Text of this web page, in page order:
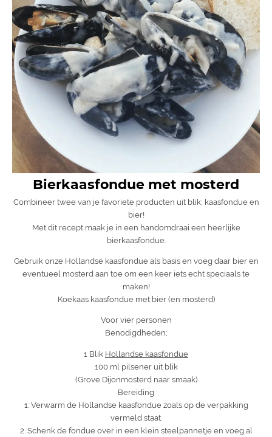
Bierkaasfondue met mosterd
Combineer twee van je favoriete producten uit blik; kaasfondue en
bier!
Met dit recept maak je in een handomdraai een heerlijke
bierkaasfondue.
Gebruik onze Hollandse kaasfondue als basis en voeg daar bier en
eventueel mosterd aan toe om een keer iets echt speciaals te
maken!
Koekaas kaasfondue met bier (en mosterd)
Voor vier personen
Benodigdheden;
1 Blik Hollandse kaasfondue
100 ml pilsener uit blik
(Grove Dijonmosterd naar smaak)
Bereiding
1. Verwarm de Hollandse kaasfondue zoals op de verpakking
vermeld staat.
2. Schenk de fondue over in een klein steelpannetje en voeg al